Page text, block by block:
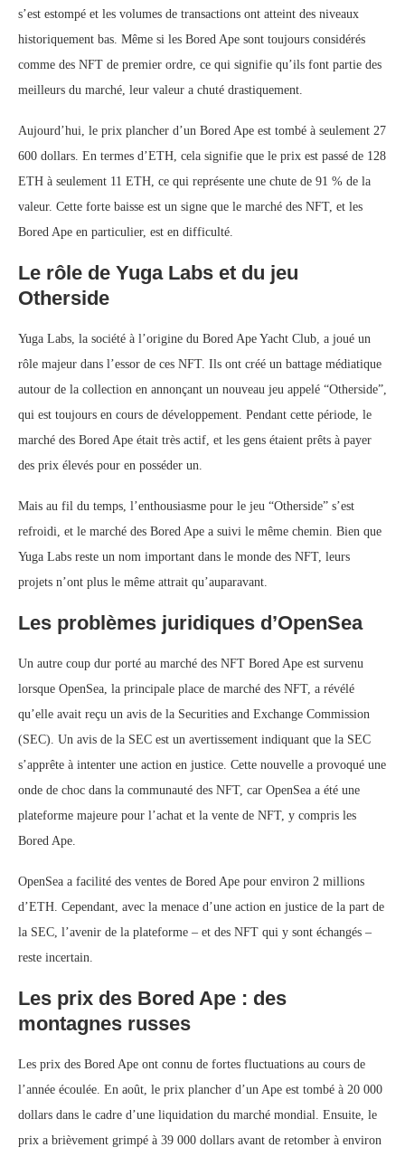
s’est estompé et les volumes de transactions ont atteint des niveaux
historiquement bas. Même si les Bored Ape sont toujours considérés
comme des NFT de premier ordre, ce qui signifie qu’ils font partie des
meilleurs du marché, leur valeur a chuté drastiquement.
Aujourd’hui, le prix plancher d’un Bored Ape est tombé à seulement 27
600 dollars. En termes d’ETH, cela signifie que le prix est passé de 128
ETH à seulement 11 ETH, ce qui représente une chute de 91 % de la
valeur. Cette forte baisse est un signe que le marché des NFT, et les
Bored Ape en particulier, est en difficulté.
Le rôle de Yuga Labs et du jeu
Otherside
Yuga Labs, la société à l’origine du Bored Ape Yacht Club, a joué un
rôle majeur dans l’essor de ces NFT. Ils ont créé un battage médiatique
autour de la collection en annonçant un nouveau jeu appelé “Otherside”,
qui est toujours en cours de développement. Pendant cette période, le
marché des Bored Ape était très actif, et les gens étaient prêts à payer
des prix élevés pour en posséder un.
Mais au fil du temps, l’enthousiasme pour le jeu “Otherside” s’est
refroidi, et le marché des Bored Ape a suivi le même chemin. Bien que
Yuga Labs reste un nom important dans le monde des NFT, leurs
projets n’ont plus le même attrait qu’auparavant.
Les problèmes juridiques d’OpenSea
Un autre coup dur porté au marché des NFT Bored Ape est survenu
lorsque OpenSea, la principale place de marché des NFT, a révélé
qu’elle avait reçu un avis de la Securities and Exchange Commission
(SEC). Un avis de la SEC est un avertissement indiquant que la SEC
s’apprête à intenter une action en justice. Cette nouvelle a provoqué une
onde de choc dans la communauté des NFT, car OpenSea a été une
plateforme majeure pour l’achat et la vente de NFT, y compris les
Bored Ape.
OpenSea a facilité des ventes de Bored Ape pour environ 2 millions
d’ETH. Cependant, avec la menace d’une action en justice de la part de
la SEC, l’avenir de la plateforme – et des NFT qui y sont échangés –
reste incertain.
Les prix des Bored Ape : des
montagnes russes
Les prix des Bored Ape ont connu de fortes fluctuations au cours de
l’année écoulée. En août, le prix plancher d’un Ape est tombé à 20 000
dollars dans le cadre d’une liquidation du marché mondial. Ensuite, le
prix a brièvement grimpé à 39 000 dollars avant de retomber à environ